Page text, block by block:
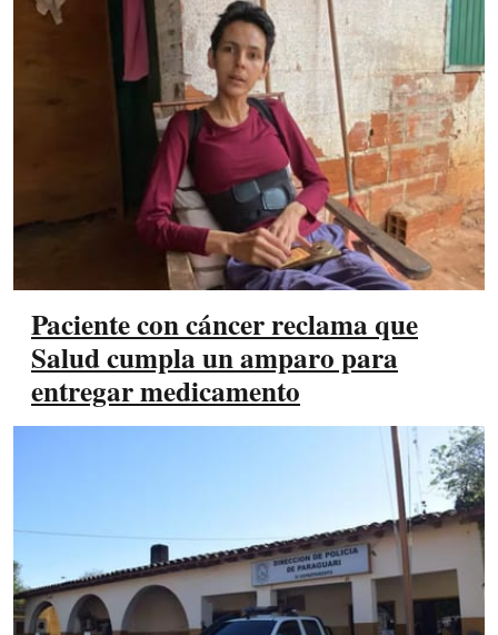
Paciente con cáncer reclama que
Salud cumpla un amparo para
entregar medicamento